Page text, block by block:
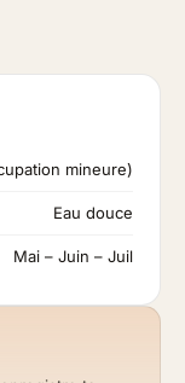
mineure)
Eau douce
Mai – Juin – Juil